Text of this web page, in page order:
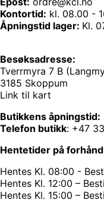
Kontortid: kl. 08.00 -
Åpningstid lager: Kl.
Besøksadresse:
Tverrmyra 7 B
3185 Skoppum
Link til kart
Butikkens åpningstid:
Telefon butikk: +47
Hentetider på
Hentes Kl. 08:00 -
Hentes Kl. 12:00 –
Hentes Kl. 15:00 –